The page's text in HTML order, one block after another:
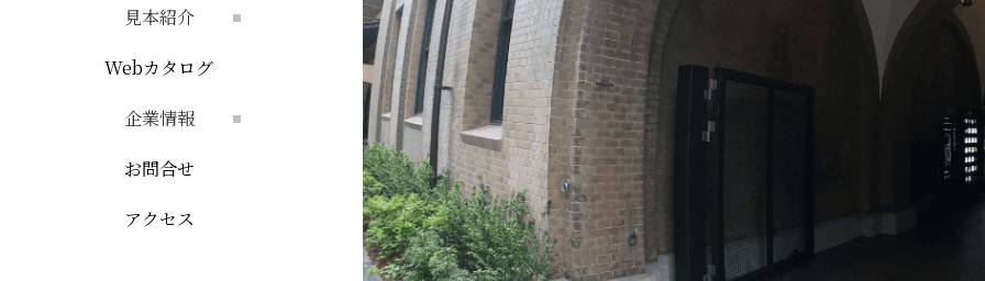
見本紹介
Webカタログ
企業情報
お問合せ
アクセス